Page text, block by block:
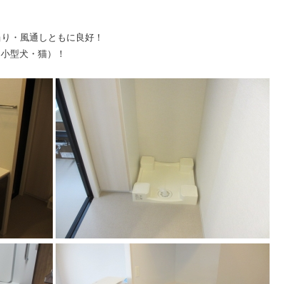
・風通しともに良好！
型犬・猫）！